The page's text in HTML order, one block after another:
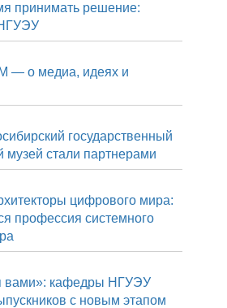
принимать решение:
— о медиа, идеях и
государственный
музей стали партнерами
цифрового мира:
профессия системного
вами»: кафедры НГУЭУ
с новым этапом